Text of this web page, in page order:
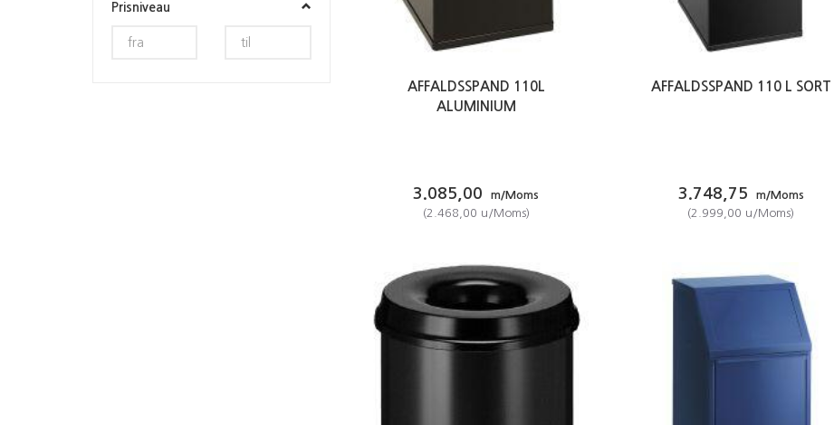
Prisniveau
AFFALDSSPAND 110L
ALUMINIUM
3.085,00
m/Moms
(2.468,00 u/Moms)
AFFALDSSPAND 110 L SORT
3.748,75
m/Moms
(2.999,00 u/Moms)